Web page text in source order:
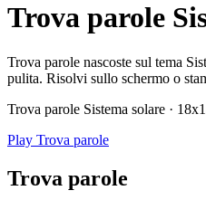
Trova parole
Trova parole nascoste sul tema
pulita. Risolvi sullo schermo o
Trova parole Sistema solare ·
Play Trova parole
Trova parole